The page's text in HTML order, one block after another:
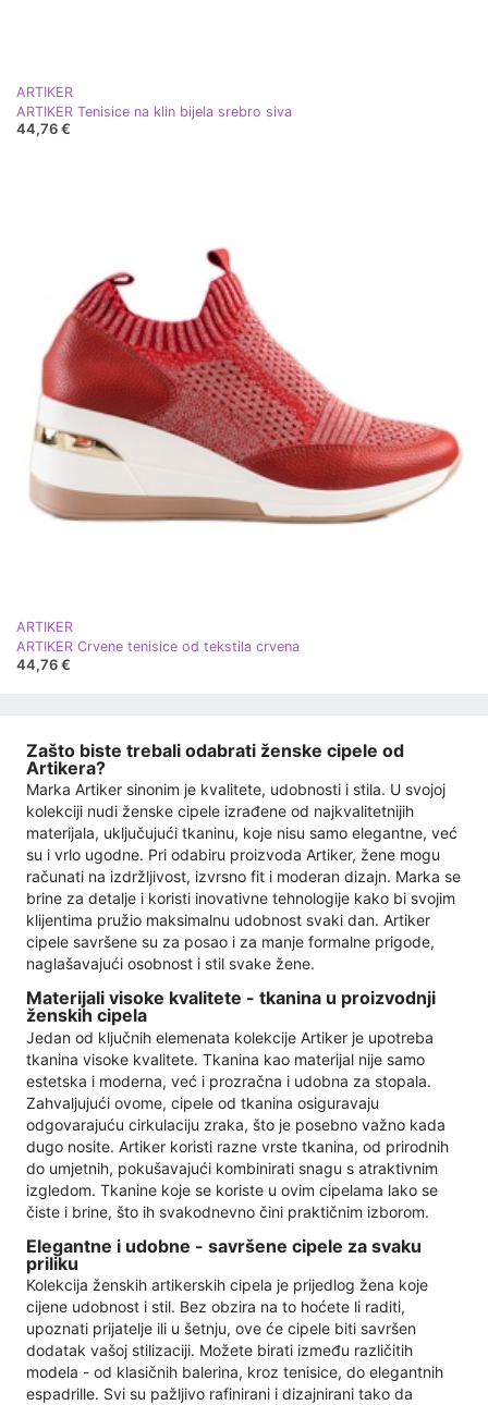
ARTIKER
ARTIKER Tenisice na klin bijela srebro siva
44,76 €
ARTIKER
ARTIKER Crvene tenisice od tekstila crvena
44,76 €
Zašto biste trebali odabrati ženske cipele od
Artikera?
Marka Artiker sinonim je kvalitete, udobnosti i stila. U svojoj
kolekciji nudi ženske cipele izrađene od najkvalitetnijih
materijala, uključujući tkaninu, koje nisu samo elegantne, već
su i vrlo ugodne. Pri odabiru proizvoda Artiker, žene mogu
računati na izdržljivost, izvrsno fit i moderan dizajn. Marka se
brine za detalje i koristi inovativne tehnologije kako bi svojim
klijentima pružio maksimalnu udobnost svaki dan. Artiker
cipele savršene su za posao i za manje formalne prigode,
naglašavajući osobnost i stil svake žene.
Materijali visoke kvalitete - tkanina u proizvodnji
ženskih cipela
Jedan od ključnih elemenata kolekcije Artiker je upotreba
tkanina visoke kvalitete. Tkanina kao materijal nije samo
estetska i moderna, već i prozračna i udobna za stopala.
Zahvaljujući ovome, cipele od tkanina osiguravaju
odgovarajuću cirkulaciju zraka, što je posebno važno kada
dugo nosite. Artiker koristi razne vrste tkanina, od prirodnih
do umjetnih, pokušavajući kombinirati snagu s atraktivnim
izgledom. Tkanine koje se koriste u ovim cipelama lako se
čiste i brine, što ih svakodnevno čini praktičnim izborom.
Elegantne i udobne - savršene cipele za svaku
priliku
Kolekcija ženskih artikerskih cipela je prijedlog žena koje
cijene udobnost i stil. Bez obzira na to hoćete li raditi,
upoznati prijatelje ili u šetnju, ove će cipele biti savršen
dodatak vašoj stilizaciji. Možete birati između različitih
modela - od klasičnih balerina, kroz tenisice, do elegantnih
espadrille. Svi su pažljivo rafinirani i dizajnirani tako da